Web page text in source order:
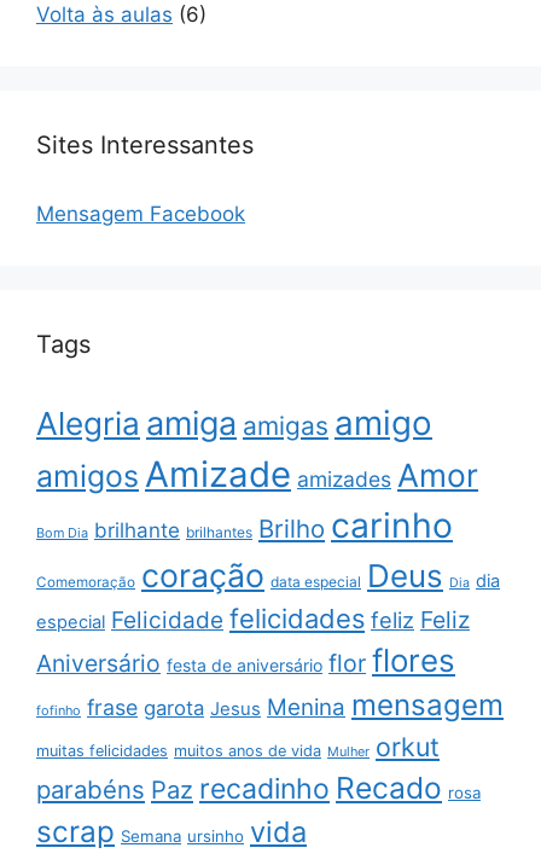
Volta às aulas (6)
Sites Interessantes
Mensagem Facebook
Tags
Alegria amiga amigas amigo
amigos Amizade amizades Amor
Bom Dia brilhante brilhantes Brilho carinho
Comemoração coração data especial Deus Dia dia
especial Felicidade felicidades feliz Feliz
Aniversário festa de aniversário flor flores
fofinho frase garota Jesus Menina mensagem
muitas felicidades muitos anos de vida Mulher orkut
parabéns Paz recadinho Recado rosa
scrap Semana ursinho vida